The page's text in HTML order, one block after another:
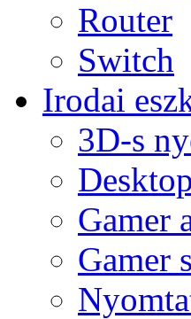
Router
Switch
Irodai
3D-s
Gamer
Gamer